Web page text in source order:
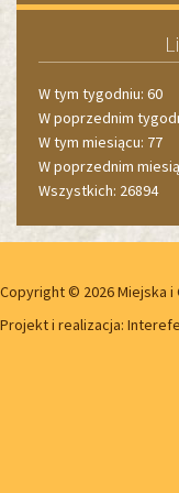
W tym tygodniu: 60
W poprzednim
W tym miesiącu: 77
W poprzednim
Wszystkich: 26894
Copyright © 2026 Miejska i
Projekt i realizacja: